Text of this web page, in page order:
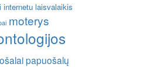
internetu laisvalaikis
moterys
papuošalų